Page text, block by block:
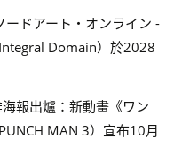
ドアート・オンライン -
Domain）於2028
報出爐：新動畫《ワン
MAN 3）宣布10月